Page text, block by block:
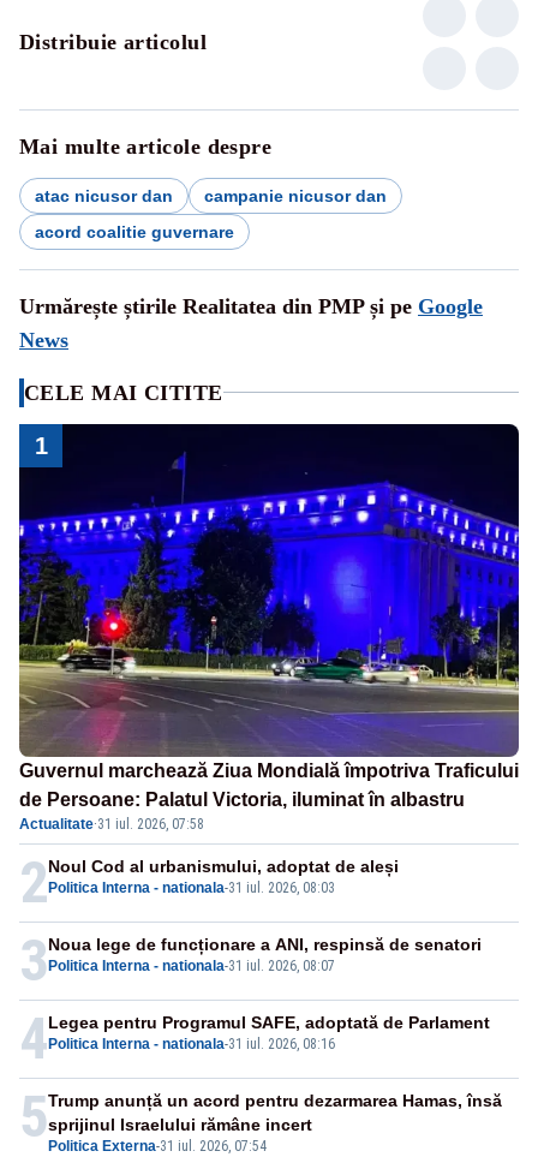
Distribuie articolul
Mai multe articole despre
atac nicusor dan
campanie nicusor dan
acord coalitie guvernare
Urmărește știrile Realitatea din PMP și pe Google
News
CELE MAI CITITE
1
Guvernul marchează Ziua Mondială împotriva Traficului
de Persoane: Palatul Victoria, iluminat în albastru
Actualitate·31 iul. 2026, 07:58
2 Politica Interna - nationala-31 iul. 2026, 08:03
Noul Cod al urbanismului, adoptat de aleși
3 Politica Interna - nationala-31 iul. 2026, 08:07
Noua lege de funcționare a ANI, respinsă de senatori
4 Politica Interna - nationala-31 iul. 2026, 08:16
Legea pentru Programul SAFE, adoptată de Parlament
5 Politica Externa-31 iul. 2026, 07:54
Trump anunță un acord pentru dezarmarea Hamas, însă
sprijinul Israelului rămâne incert